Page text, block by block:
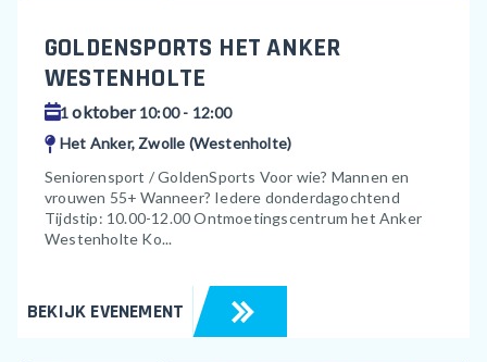
GOLDENSPORTS HET ANKER
WESTENHOLTE
1oktober10:00 - 12:00
Het Anker, Zwolle (Westenholte)
Seniorensport / GoldenSports Voor wie? Mannen en
vrouwen 55+ Wanneer? Iedere donderdagochtend
Tijdstip: 10.00-12.00 Ontmoetingscentrum het Anker
Westenholte Ko...
BEKIJK EVENEMENT